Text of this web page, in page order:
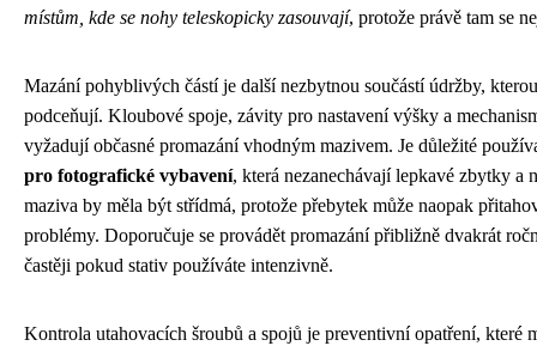
místům, kde se nohy teleskopicky zasouvají, protože právě tam se
Mazání pohyblivých částí je další nezbytnou součástí údržby,
podceňují. Kloubové spoje, závity pro nastavení výšky a
vyžadují občasné promazání vhodným mazivem. Je důležité
pro fotografické vybavení, která nezanechávají lepkavé zbytky a
maziva by měla být střídmá, protože přebytek může naopak
problémy. Doporučuje se provádět promazání přibližně dvakrát
častěji pokud stativ používáte intenzivně.
Kontrola utahovacích šroubů a spojů je preventivní opatření, které